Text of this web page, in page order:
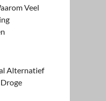
Veel
Alternatief